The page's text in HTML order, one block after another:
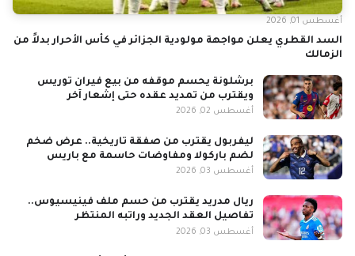
السد القطري يعلن مواجهة مولودية الجزائر في كأس الأحرار بدلاً من
الزمالك
أغسطس 01, 2026
برشلونة يحسم موقفه من بيع فيران توريس
ويقترب من تمديد عقده حتى إشعار آخر
أغسطس 02, 2026
ليفربول يقترب من صفقة تاريخية.. عرض ضخم
لضم باركولا ومفاوضات حاسمة مع باريس
أغسطس 03, 2026
ريال مدريد يقترب من حسم ملف فينيسيوس..
تفاصيل العقد الجديد وراتبه المنتظر
أغسطس 03, 2026